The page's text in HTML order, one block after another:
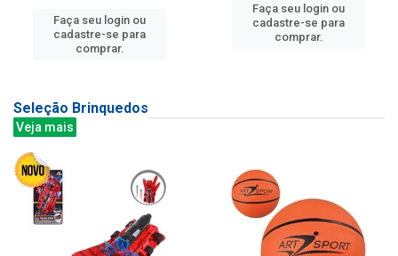
Faça seu login ou
cadastre-se para
comprar.
Faça seu login ou
cadastre-se para
comprar.
Seleção Brinquedos
Veja mais